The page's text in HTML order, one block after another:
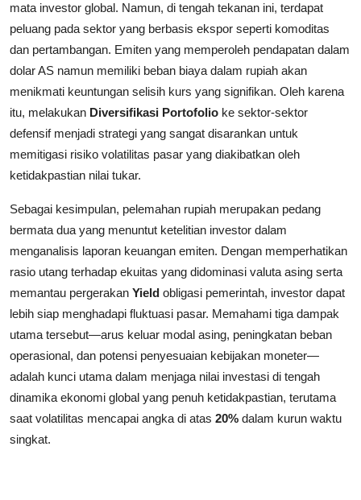
mata investor global. Namun, di tengah tekanan ini, terdapat
peluang pada sektor yang berbasis ekspor seperti komoditas
dan pertambangan. Emiten yang memperoleh pendapatan dalam
dolar AS namun memiliki beban biaya dalam rupiah akan
menikmati keuntungan selisih kurs yang signifikan. Oleh karena
itu, melakukan Diversifikasi Portofolio ke sektor-sektor
defensif menjadi strategi yang sangat disarankan untuk
memitigasi risiko volatilitas pasar yang diakibatkan oleh
ketidakpastian nilai tukar.
Sebagai kesimpulan, pelemahan rupiah merupakan pedang
bermata dua yang menuntut ketelitian investor dalam
menganalisis laporan keuangan emiten. Dengan memperhatikan
rasio utang terhadap ekuitas yang didominasi valuta asing serta
memantau pergerakan Yield obligasi pemerintah, investor dapat
lebih siap menghadapi fluktuasi pasar. Memahami tiga dampak
utama tersebut—arus keluar modal asing, peningkatan beban
operasional, dan potensi penyesuaian kebijakan moneter—
adalah kunci utama dalam menjaga nilai investasi di tengah
dinamika ekonomi global yang penuh ketidakpastian, terutama
saat volatilitas mencapai angka di atas 20% dalam kurun waktu
singkat.